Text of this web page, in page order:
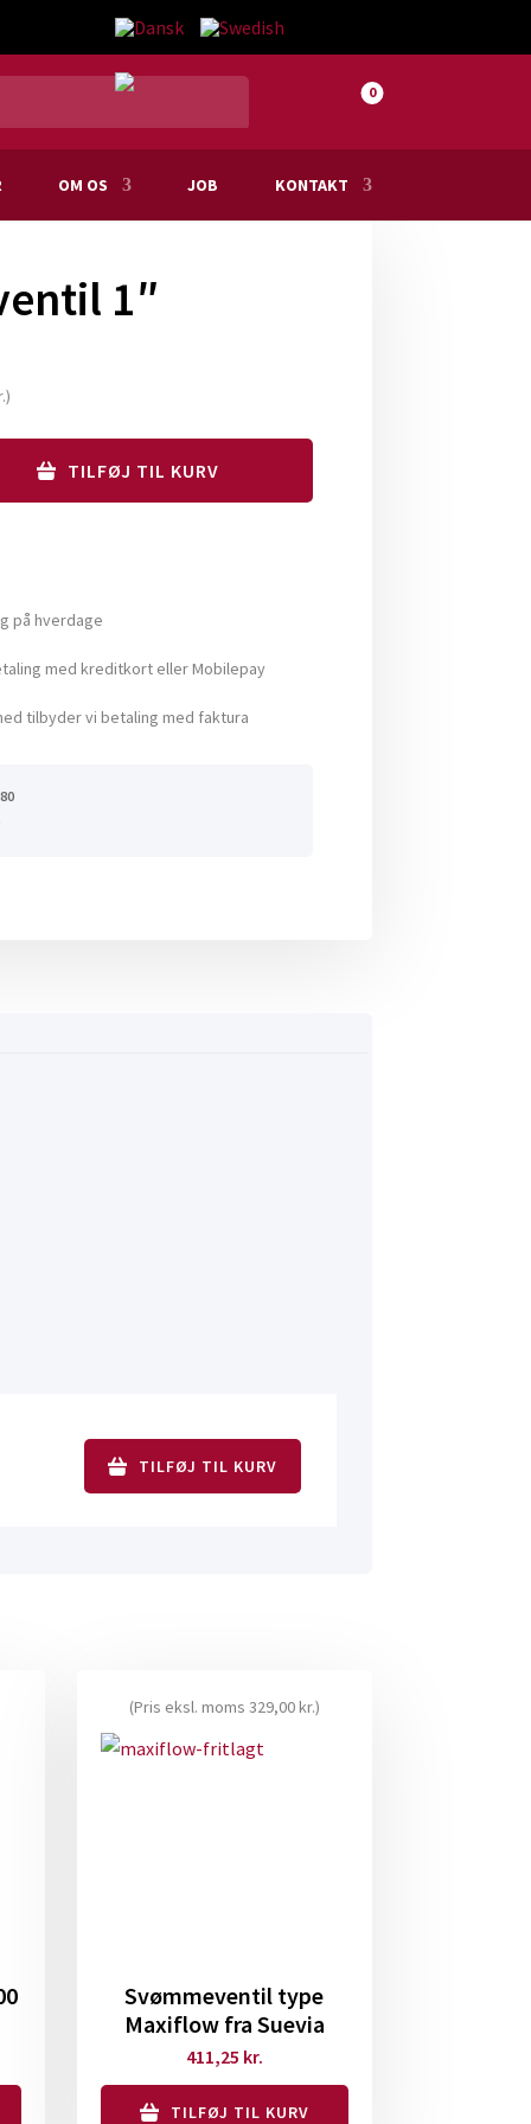
0
OM OS JOB KONTAKT
1″
)
TILFØJ TIL KURV
på hverdage
med kreditkort eller Mobilepay
tilbyder vi betaling med faktura
TILFØJ TIL KURV
(Pris eksl. moms 329,00kr.)
Svømmeventil type
Maxiflow fra Suevia
411,25 kr.
TILFØJ TIL KURV